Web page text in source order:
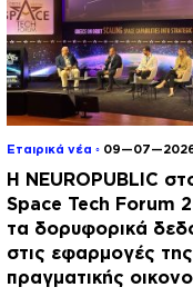
Εταιρικά νέα ◦
Η NEUROPUBLIC
Space Tech Forum
τα δορυφορικά
στις εφαρμογές της
πραγματικής